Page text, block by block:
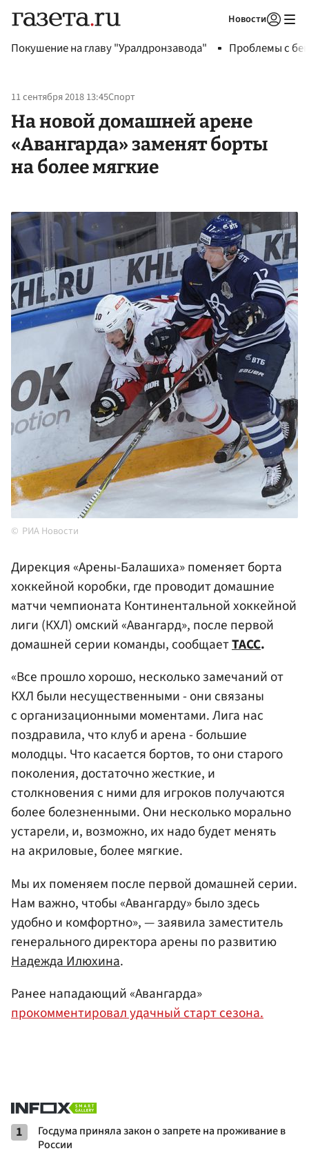
Новости
Покушение на главу "Уралдронзавода" Проблемы с
11 сентября 2018 13:45Спорт
На новой домашней арене
«Авангарда» заменят борты
на более мягкие
РИА Новости
Дирекция «Арены-Балашиха» поменяет борта
хоккейной коробки, где проводит домашние
матчи чемпионата Континентальной хоккейной
лиги (КХЛ) омский «Авангард», после первой
домашней серии команды, сообщаетТАСС.
«Все прошло хорошо, несколько замечаний от
КХЛ были несущественными - они связаны
с организационными моментами. Лига нас
поздравила, что клуб и арена - большие
молодцы. Что касается бортов, то они старого
поколения, достаточно жесткие, и
столкновения с ними для игроков получаются
более болезненными. Они несколько морально
устарели, и, возможно, их надо будет менять
на акриловые, более мягкие.
Мы их поменяем после первой домашней серии.
Нам важно, чтобы «Авангарду» было здесь
удобно и комфортно», — заявила заместитель
генерального директора арены по развитию
Надежда Илюхина.
Ранее нападающий «Авангарда»
прокомментировал удачный старт сезона.
1
Госдума приняла закон о запрете на проживание в
России